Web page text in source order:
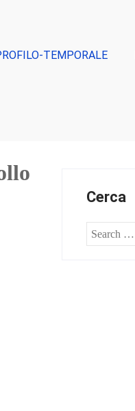
TEMPORALE
Cerca